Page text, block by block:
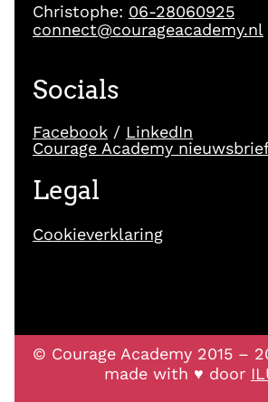
Christophe: 06-28060925
connect@courageacademy.nl
Socials
Facebook / LinkedIn
Courage Academy
Legal
Cookieverklaring
© Courage Academy 2015 –
made with ♥ door